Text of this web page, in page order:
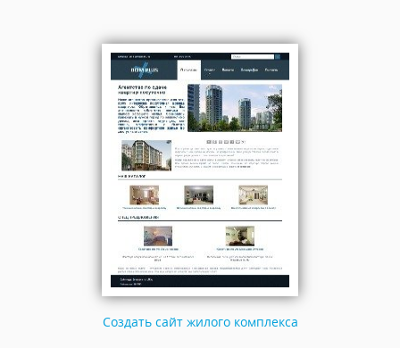
Создать сайт жилого комплекса